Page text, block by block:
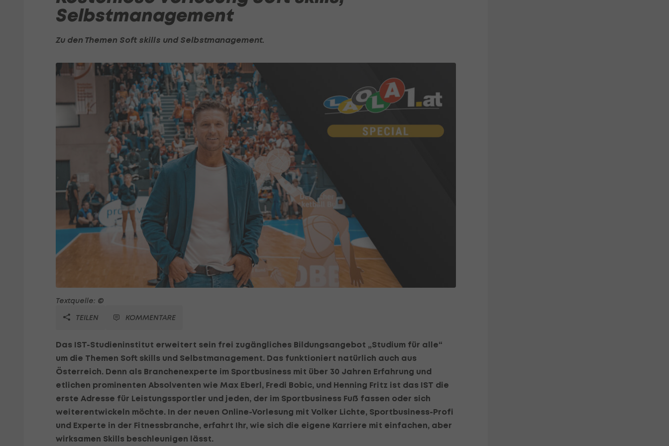
Selbstmanagement
Zu den Themen Soft skills und Selbstmanagement.
Textquelle: ©
TEILEN
KOMMENTARE
Das IST-Studieninstitut erweitert sein frei zugängliches Bildungsangebot „Studium für alle“
um die Themen Soft skills und Selbstmanagement. Das funktioniert natürlich auch aus
Österreich. Denn als Branchenexperte im Sportbusiness mit über 30 Jahren Erfahrung und
etlichen prominenten Absolventen wie Max Eberl, Fredi Bobic, und Henning Fritz ist das IST die
erste Adresse für Leistungssportler und jeden, der im Sportbusiness Fuß fassen oder sich
weiterentwickeln möchte. In der neuen Online-Vorlesung mit Volker Lichte, Sportbusiness-Profi
und Experte in der Fitnessbranche, erfahrt Ihr, wie sich die eigene Karriere mit einfachen, aber
wirksamen Skills beschleunigen lässt.